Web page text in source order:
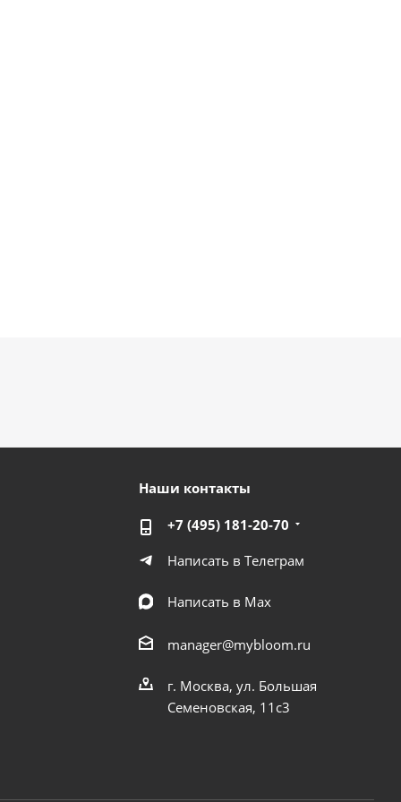
Наши контакты
+7 (495) 181-20-70
Написать в Телеграм
Написать в Мах
manager@mybloom.ru
г. Москва, ул. Большая
Семеновская, 11с3